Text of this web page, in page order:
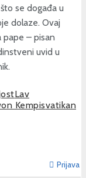
se događa u
dolaze. Ovaj
pape – pisan
uvid u
Lav
Kempisvatikan
Prijava